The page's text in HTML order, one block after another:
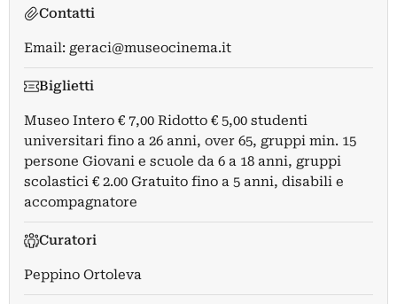
Contatti
Email: geraci@museocinema.it
Biglietti
Museo Intero € 7,00 Ridotto € 5,00 studenti
universitari fino a 26 anni, over 65, gruppi min. 15
persone Giovani e scuole da 6 a 18 anni, gruppi
scolastici € 2.00 Gratuito fino a 5 anni, disabili e
accompagnatore
Curatori
Peppino Ortoleva